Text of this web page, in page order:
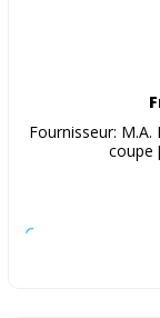
Fournisseur:
coupe